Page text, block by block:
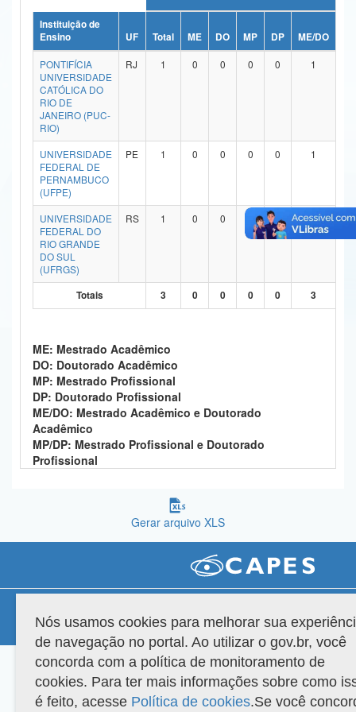
Ministério da Ciência, Tecnologia, Inovações e Comunicações
Ministério do Meio Ambiente
Ministério do Turismo
Ministério do Desenvolvimento Regional
Ministério da Mulher, da Família e dos Direitos Humanos
Secretaria de Governo
Gabinete de Segurança Institucional
Planalto
Instituição de
Ensino
UF Total ME DO MP DP ME/DO
PONTIFÍCIA
UNIVERSIDADE
CATÓLICA DO
RIO DE
JANEIRO (PUC-
RIO)
RJ 1 0 0 0 0 1
UNIVERSIDADE
FEDERAL DE
PERNAMBUCO
(UFPE)
PE 1 0 0 0 0 1
UNIVERSIDADE
FEDERAL DO
RIO GRANDE
DO SUL
(UFRGS)
RS 1 0 0 0 1
Totais 3 0 0 0 0 3
ME: Mestrado Acadêmico
DO: Doutorado Acadêmico
MP: Mestrado Profissional
DP: Doutorado Profissional
ME/DO: Mestrado Acadêmico e Doutorado
Acadêmico
MP/DP: Mestrado Profissional e Doutorado
Profissional
Gerar arquivo XLS
Copyright 2022 Capes. Todos os direitos reservados.
Nós usamos cookies para melhorar sua
de navegação no portal. Ao utilizar o gov.br, você
concorda com a política de monitoramento de
cookies. Para ter mais informações sobre como
é feito, acesse Política de cookies.Se você